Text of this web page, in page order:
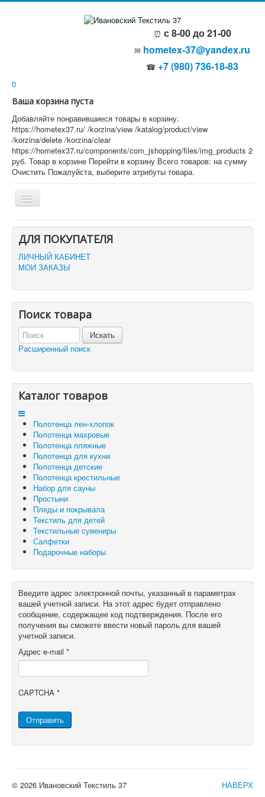
⏰ с 8-00 до 21-00
✉ hometex-37@yandex.ru
☎ +7 (980) 736-18-83
0
Ваша корзина пуста
Добавляйте понравившиеся товары в корзину.
https://hometex37.ru/ /korzina/view /katalog/product/view
/korzina/delete /korzina/clear
https://hometex37.ru/components/com_jshopping/files/img_products 2
руб. Товар в корзине Перейти в корзину Всего товаров: на сумму
Очистить Пожалуйста, выберите атрибуты товара.
Главная
О компании
Политика безопасности
Пользовательское соглашение
Корзина
Отложенные товары
Вы здесь: Главная
ДЛЯ ПОКУПАТЕЛЯ
ЛИЧНЫЙ КАБИНЕТ
МОИ ЗАКАЗЫ
Поиск товара
Расширенный поиск
Каталог товаров
Полотенца лен-хлопок
Полотенца махровые
Полотенца пляжные
Полотенца для кухни
Полотенца детские
Полотенца крестильные
Набор для сауны
Простыни
Пледы и покрывала
Текстиль для детей
Текстильные сувениры
Салфетки
Подарочные наборы
Введите адрес электронной почты, указанный в параметрах
вашей учетной записи. На этот адрес будет отправлено
сообщение, содержащее код подтверждения. После его
получения вы сможете ввести новый пароль для вашей
учетной записи.
Адрес e-mail *
CAPTCHA *
Отправить
НАВЕРХ
© 2026 Ивановский Текстиль 37